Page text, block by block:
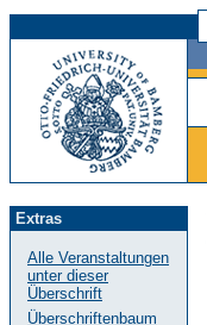
Extras
Alle Veranstaltungen
unter dieser
Überschrift
Überschriftenbaum